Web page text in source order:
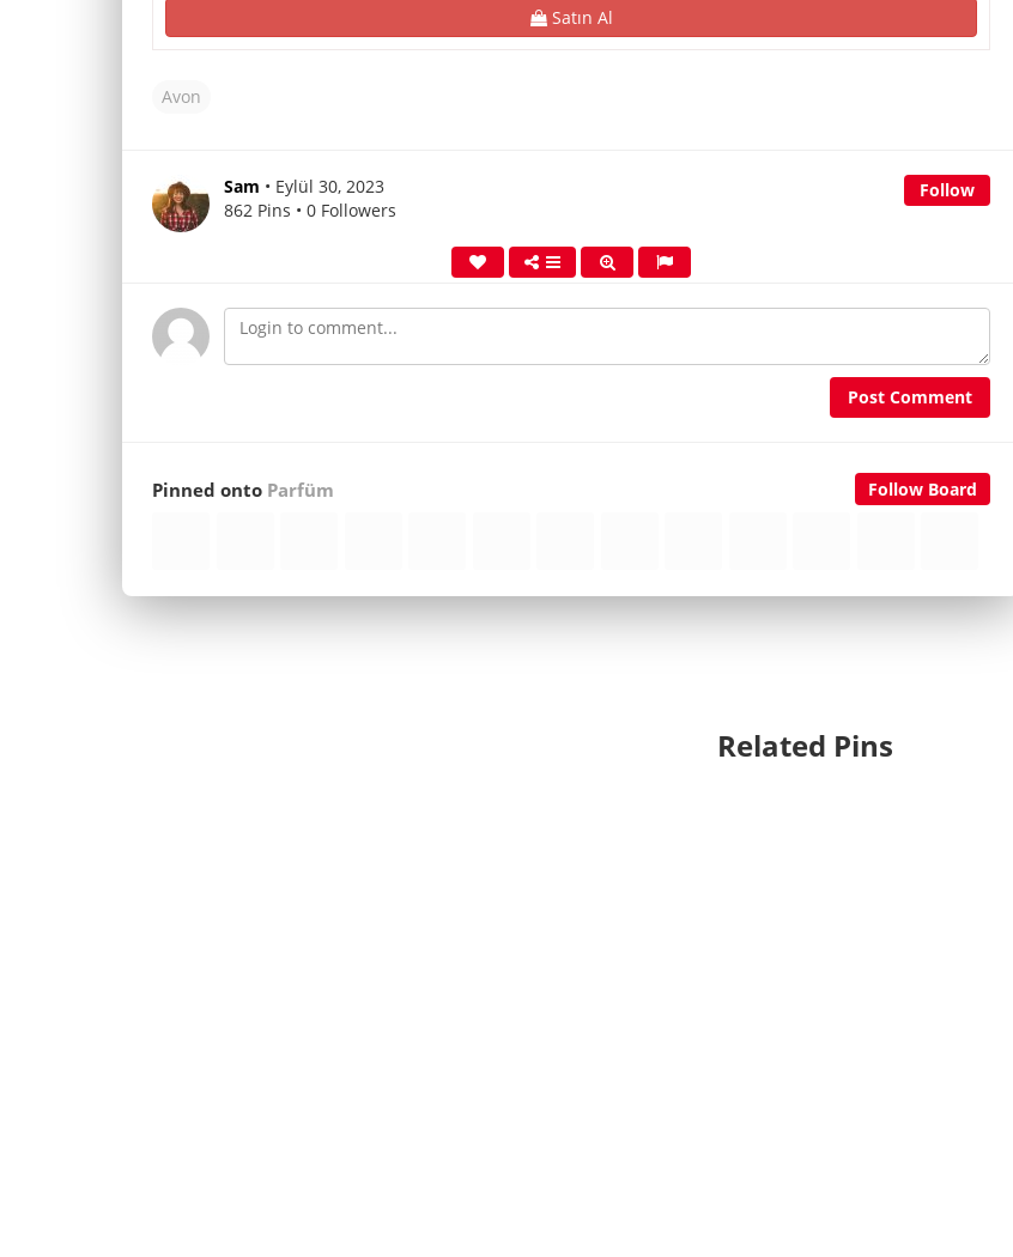
Satın Al
Avon
Follow
Sam • Eylül 30, 2023
862 Pins • 0 Followers
Post Comment
Follow Board
Pinned onto Parfüm
Related Pins